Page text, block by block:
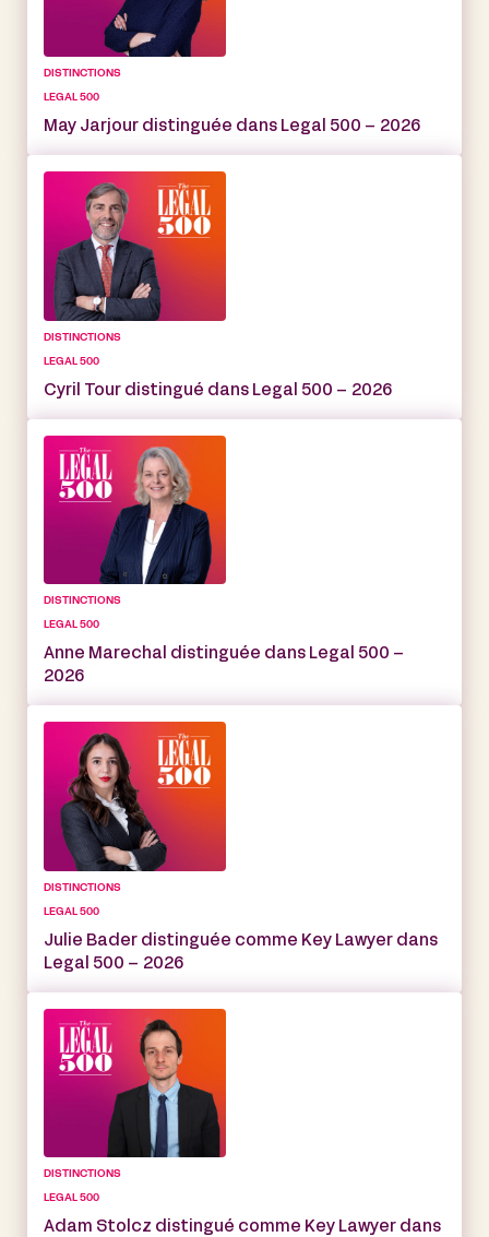
DISTINCTIONS
LEGAL 500
May Jarjour distinguée dans Legal 500 – 2026
DISTINCTIONS
LEGAL 500
Cyril Tour distingué dans Legal 500 – 2026
DISTINCTIONS
LEGAL 500
Anne Marechal distinguée dans Legal 500 –
2026
DISTINCTIONS
LEGAL 500
Julie Bader distinguée comme Key Lawyer dans
Legal 500 – 2026
DISTINCTIONS
LEGAL 500
Adam Stolcz distingué comme Key Lawyer dans